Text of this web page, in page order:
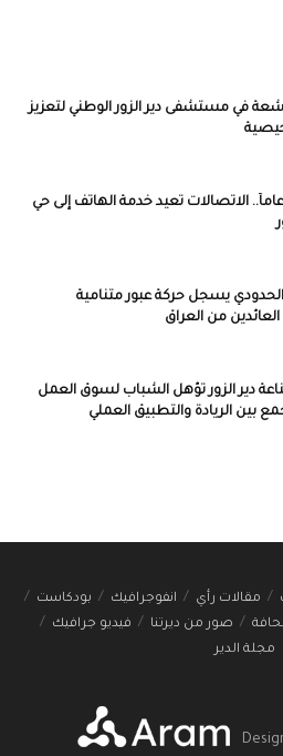
في مستشفى دير الزور الوطني لتعزيز
انقطاع 14 عاماً.. الاتصالات تعيد خدمة الهاتف إلى حي
يسجل حركة عبور متنامية
من العراق
دير الزور تؤهل الشباب لسوق العمل
بين الريادة والتطبيق العملي
مقالات رأي انفوجرافيك
بودكاست
صور من ديرتنا
فيديو جرافيك
مجلة الدير